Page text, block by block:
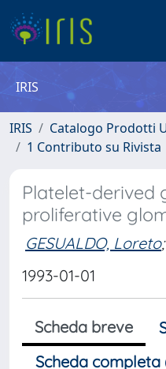
IRIS
IRIS
Catalogo Prodotti
1 Contributo su Rivista
Platelet-derived
proliferative
GESUALDO, Loreto;
1993-01-01
Scheda breve
Scheda completa